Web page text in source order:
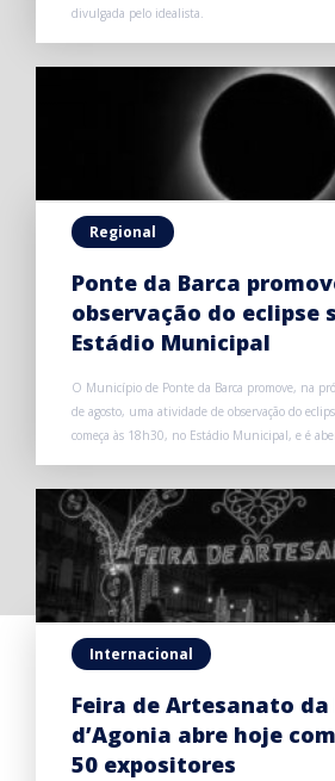
divulgada pelo idealista.
Regional
Ponte da Barca
observação do eclipse
Estádio Municipal
O Município de Ponte da Barca promove, na
de agosto, uma atividade de observação do
começa às 18h30, no Estádio Municipal, e é
Internacional
Feira de Artesanato da
d’Agonia abre hoje
50 expositores